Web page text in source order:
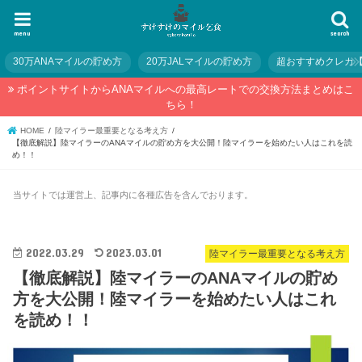
search
menu
30万ANAマイルの貯め方 20万JALマイルの貯め方 超おすすめクレカ
ポイントサイトからANAマイルへの最高レートでの交換方法まとめはこ
ちら！
HOME
陸マイラー最重要となる考え方
【徹底解説】陸マイラーのANAマイルの貯め方を大公開！陸マイラーを始めたい人はこれを読
め！！
当サイトでは運営上、記事内に各種広告を含んでおります。
陸マイラー最重要となる考え方
2022.03.29 2023.03.01
【徹底解説】陸マイラーのANAマイルの貯め
方を大公開！陸マイラーを始めたい人はこれ
を読め！！